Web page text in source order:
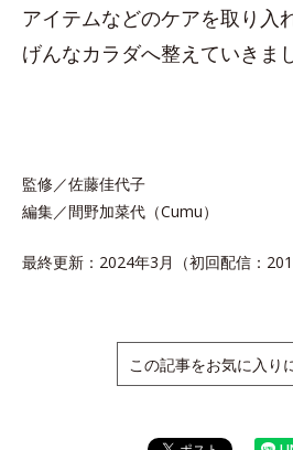
アイテムなどのケアを取り入
げんなカラダへ整えていきま
監修／佐藤佳代子
編集／間野加菜代（Cumu）
最終更新：2024年3月（初回配信：
この記事をお気に入り